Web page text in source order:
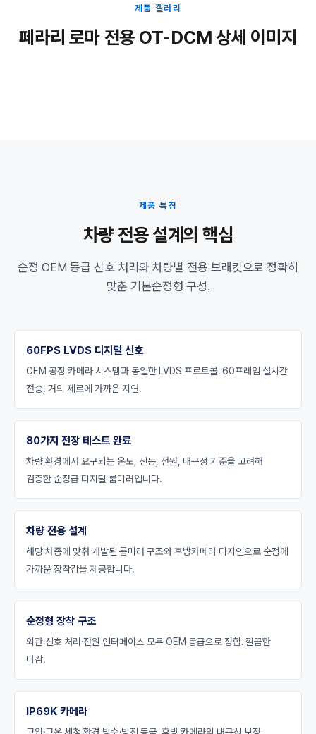
제품 갤러리
페라리 로마 전용 OT-DCM 상세 이미지
제품 특징
차량 전용 설계의 핵심
순정 OEM 동급 신호 처리와 차량별 전용 브래킷으로 정확히
맞춘 기본순정형 구성.
60FPS LVDS 디지털 신호
OEM 공장 카메라 시스템과 동일한 LVDS 프로토콜. 60프레임 실시간
전송, 거의 제로에 가까운 지연.
80가지 전장 테스트 완료
차량 환경에서 요구되는 온도, 진동, 전원, 내구성 기준을 고려해
검증한 순정급 디지털 룸미러입니다.
차량 전용 설계
해당 차종에 맞춰 개발된 룸미러 구조와 후방카메라 디자인으로 순정에
가까운 장착감을 제공합니다.
순정형 장착 구조
외관·신호 처리·전원 인터페이스 모두 OEM 동급으로 정합. 깔끔한
마감.
IP69K 카메라